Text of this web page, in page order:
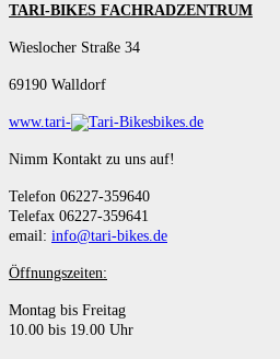
TARI-BIKES FACHRADZENTRUM
Wieslocher Straße 34
69190 Walldorf
www.tari- bikes.de
Nimm Kontakt zu uns auf!
Telefon 06227-359640
Telefax 06227-359641
email: info@tari-bikes.de
Öffnungszeiten:
Montag bis Freitag
10.00 bis 19.00 Uhr